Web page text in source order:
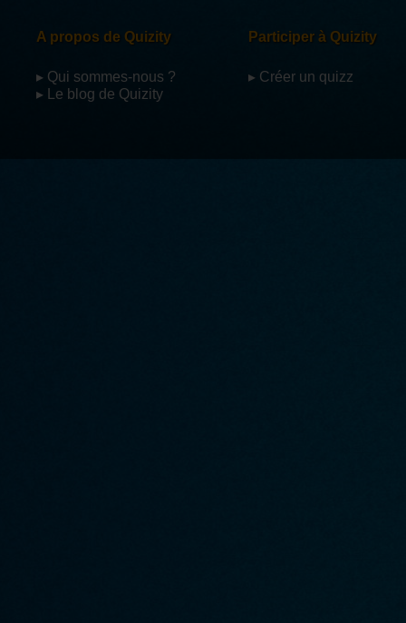
A propos de Quizity
▸ Qui sommes-nous ?
▸ Le blog de Quizity
Participer à Quizity
▸ Créer un quizz